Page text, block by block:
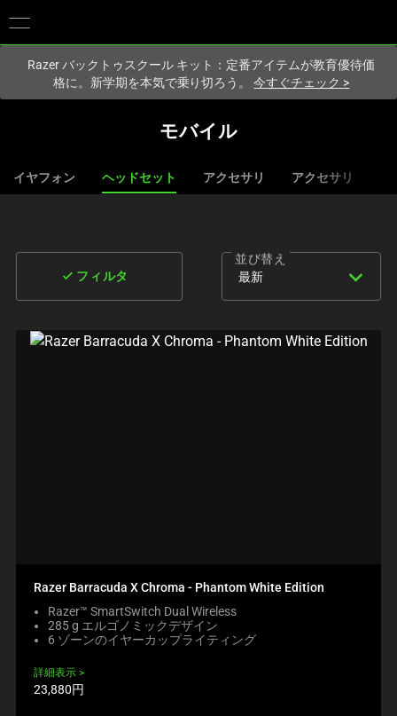
Razer バックトゥスクール キット：定番アイテムが教育優待価
格に。新学期を本気で乗り切ろう。今すぐチェック >
モバイル
イヤフォン ヘッドセット アクセサリ アクセサリ
done フィルタ
並び替え
expand_more
最新
Razer Barracuda X Chroma - Phantom White Edition
Razer™ SmartSwitch Dual Wireless
285 g エルゴノミックデザイン
6 ゾーンのイヤーカップライティング
詳細表示
製
23,880円